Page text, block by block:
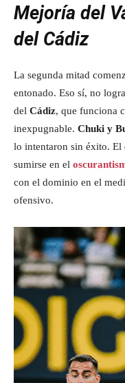
Mejoría del
del Cádiz
La segunda mitad
entonado. Eso sí, no
del Cádiz, que funciona
inexpugnable. Chuki y
lo intentaron sin éxito. El
sumirse en el
con el dominio en el
ofensivo.